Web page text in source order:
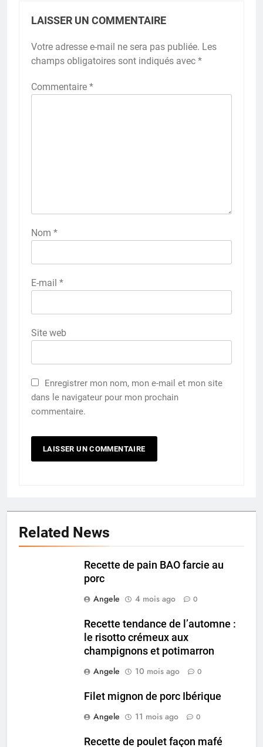
LAISSER UN COMMENTAIRE
Votre adresse e-mail ne sera pas publiée. Les
champs obligatoires sont indiqués avec *
Commentaire *
Nom *
E-mail *
Site web
Enregistrer mon nom, mon e-mail et mon site
dans le navigateur pour mon prochain
commentaire.
Related News
Recette de pain BAO farcie au
porc
Angele
4 mois ago 0
Recette tendance de l’automne :
le risotto crémeux aux
champignons et potimarron
Angele
10 mois ago 0
Filet mignon de porc Ibérique
Angele
11 mois ago 0
Recette de poulet façon mafé